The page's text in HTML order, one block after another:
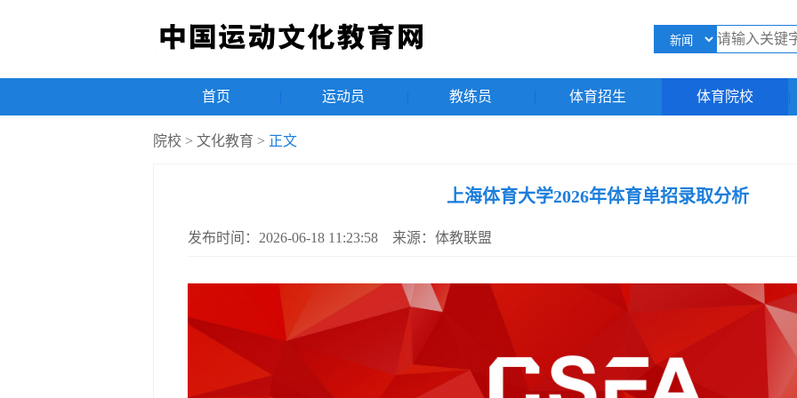
首页 运动员 教练员 体育招生 体育院校
院校 > 文化教育 > 正文
上海体育大学2026年体育单招录取分析
发布时间：2026-06-18 11:23:58 来源：体教联盟